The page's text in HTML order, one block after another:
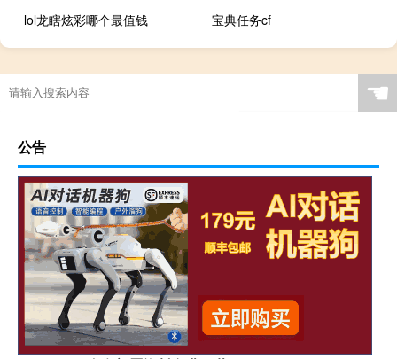
lol龙瞎炫彩哪个最值钱
宝典任务cf
☚
公告